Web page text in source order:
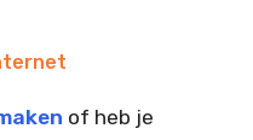
of heb je